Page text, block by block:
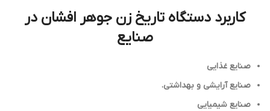
کاربرد دستگاه تاریخ زن جوهر افشان در
صنایع
صنایع غذایی
صنایع آرایشی و بهداشتی.
صنایع شیمیایی